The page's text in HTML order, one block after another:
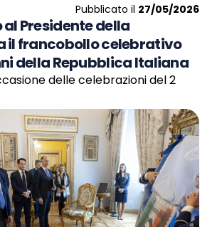
Pubblicato il 27/05/2026
Presidente della
il francobollo celebrativo
della Repubblica Italiana
delle celebrazioni del 2